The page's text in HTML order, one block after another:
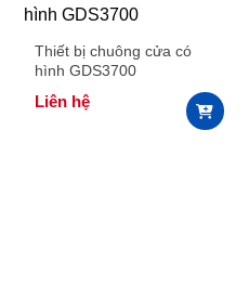
Thiết bị chuông cửa có
hình GDS3700
Liên hệ